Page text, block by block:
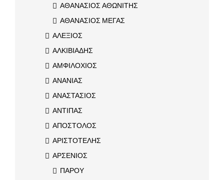
ΑΘΑΝΑΣΙΟΣ ΑΘΩΝΙΤΗΣ
ΑΘΑΝΑΣΙΟΣ ΜΕΓΑΣ
ΑΛΕΞΙΟΣ
ΑΛΚΙΒΙΑΔΗΣ
ΑΜΦΙΛΟΧΙΟΣ
ΑΝΑΝΙΑΣ
ΑΝΑΣΤΑΣΙΟΣ
ΑΝΤΙΠΑΣ
ΑΠΟΣΤΟΛΟΣ
ΑΡΙΣΤΟΤΕΛΗΣ
ΑΡΣΕΝΙΟΣ
ΠΑΡΟΥ